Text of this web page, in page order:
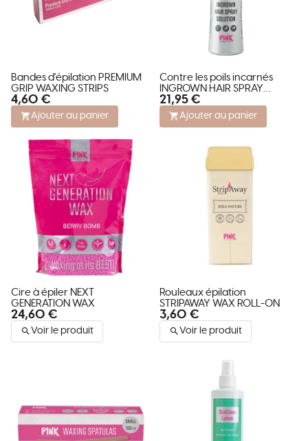
Bandes d'épilation PREMIUM
GRIP WAXING STRIPS
4,60 €
Ajouter au panier
Contre les poils incarnés
INGROWN HAIR SPRAY
SOLUTION
21,95 €
Ajouter au panier
Cire à épiler NEXT
GENERATION WAX
24,60 €
Voir le produit
Rouleaux épilation
STRIPAWAY WAX ROLL-ON
3,60 €
Voir le produit